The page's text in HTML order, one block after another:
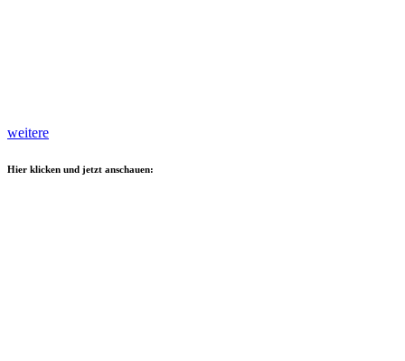
weitere
Hier klicken und jetzt anschauen: